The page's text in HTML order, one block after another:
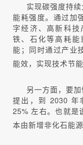
实现碳强度持
能耗强度。通过加
字经济、高新科
铁、石化等高耗
能；同时通过产业
能效，实现技术节能
另一方面，要
提出，到 2030 年
25% 左右。也就是
本由新增非化石能